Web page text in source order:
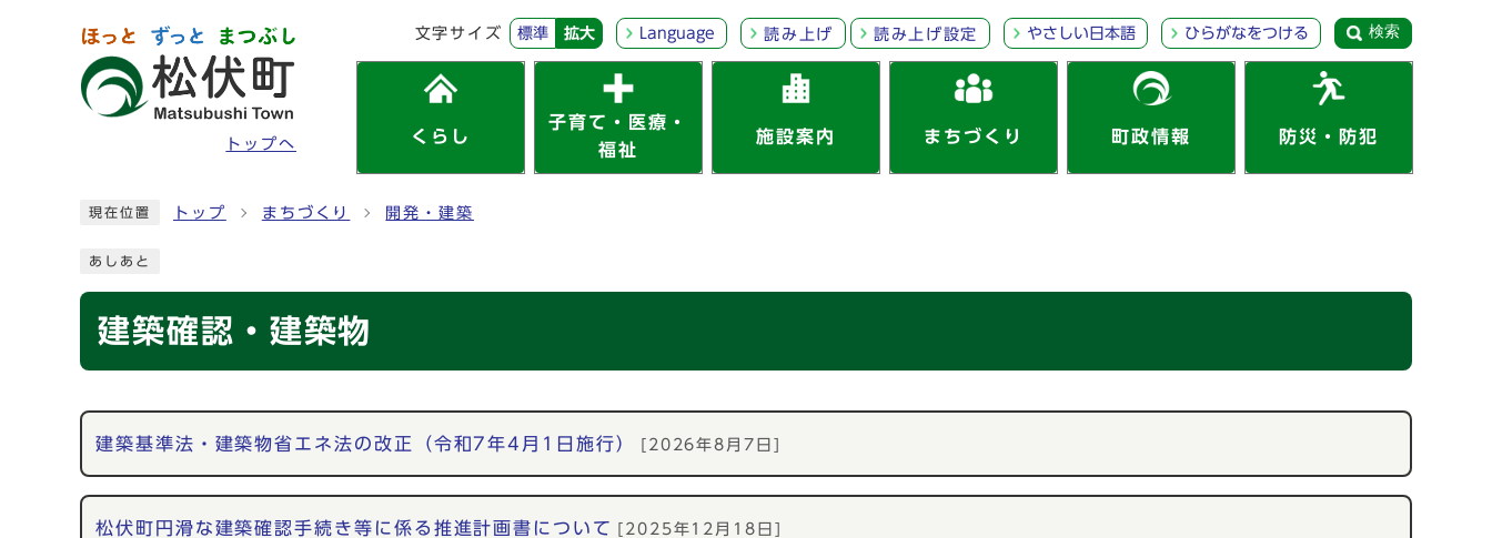
トップへ
文字サイズ 標準 拡大 Language 読み上げ 読み上げ設定 やさしい日本語 ひらがなをつける 検索
くらし
子育て・医療・
福祉
施設案内 まちづくり 町政情報 防災・防犯
現在位置 トップ まちづくり 開発・建築
あしあと
建築確認・建築物
メインメニュー
建築基準法・建築物省エネ法の改正（令和7年4月1日施行） [2026年8月7日]
松伏町円滑な建築確認手続き等に係る推進計画書について [2025年12月18日]